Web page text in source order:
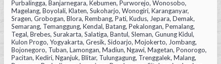
Purbalingga, Banjarnegara, Kebumen, Purworejo, Wonosobo,
Magelang, Boyolali, Klaten, Sukoharjo, Wonogiri, Karanganyar,
Sragen, Grobogan, Blora, Rembang, Pati, Kudus, Jepara, Demak,
Semarang, Temanggung, Kendal, Batang, Pekalongan, Pemalang,
Tegal, Brebes, Surakarta, Salatiga, Bantul, Sleman, Gunung Kidul,
Kulon Progo, Yogyakarta, Gresik, Sidoarjo, Mojokerto, Jombang,
Bojonegoro, Tuban, Lamongan, Madiun, Ngawi, Magetan, Ponorogo,
Pacitan, Kediri, Nganjuk, Blitar, Tulungagung, Trenggalek, Malang,